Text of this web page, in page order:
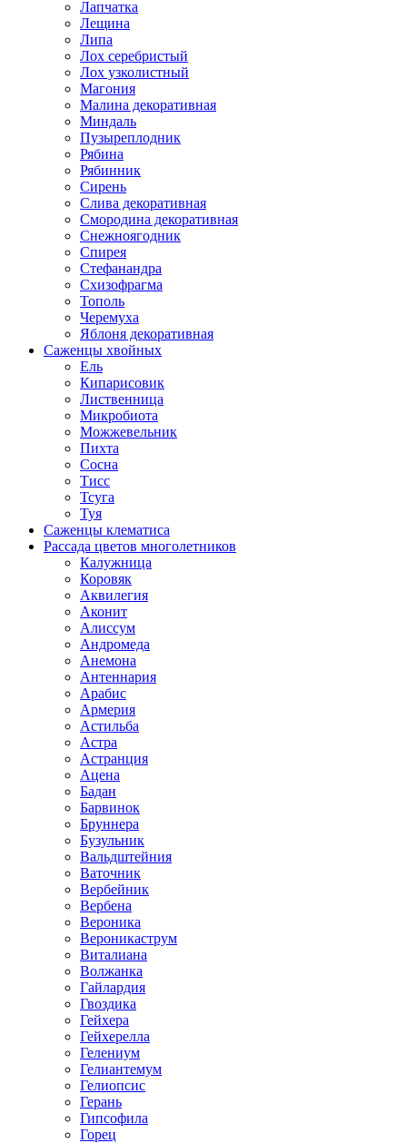
Лапчатка
Лещина
Липа
Лох серебристый
Лох узколистный
Магония
Малина декоративная
Миндаль
Пузыреплодник
Рябина
Рябинник
Сирень
Слива декоративная
Смородина декоративная
Снежноягодник
Спирея
Стефанандра
Схизофрагма
Тополь
Черемуха
Яблоня декоративная
Саженцы хвойных
Ель
Кипарисовик
Лиственница
Микробиота
Можжевельник
Пихта
Сосна
Тисс
Тсуга
Туя
Саженцы клематиса
Рассада цветов многолетников
Калужница
Коровяк
Аквилегия
Аконит
Алиссум
Андромеда
Анемона
Антеннария
Арабис
Армерия
Астильба
Астра
Астранция
Ацена
Бадан
Барвинок
Бруннера
Бузульник
Вальдштейния
Ваточник
Вербейник
Вербена
Вероника
Вероникаструм
Виталиана
Волжанка
Гайлардия
Гвоздика
Гейхера
Гейхерелла
Гелениум
Гелиантемум
Гелиопсис
Герань
Гипсофила
Горец